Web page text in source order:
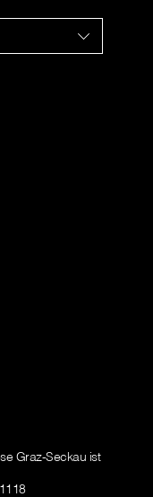
Graz-Seckau ist